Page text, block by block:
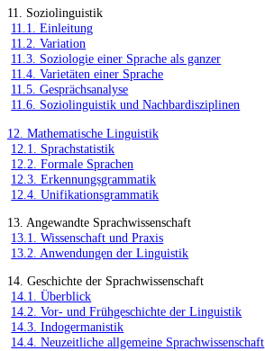
11. Soziolinguistik
11.1. Einleitung
11.2. Variation
11.3. Soziologie einer Sprache als ganzer
11.4. Varietäten einer Sprache
11.5. Gesprächsanalyse
11.6. Soziolinguistik und Nachbardisziplinen
12. Mathematische Linguistik
12.1. Sprachstatistik
12.2. Formale Sprachen
12.3. Erkennungsgrammatik
12.4. Unifikationsgrammatik
13. Angewandte Sprachwissenschaft
13.1. Wissenschaft und Praxis
13.2. Anwendungen der Linguistik
14. Geschichte der Sprachwissenschaft
14.1. Überblick
14.2. Vor- und Frühgeschichte der Linguistik
14.3. Indogermanistik
14.4. Neuzeitliche allgemeine Sprachwissenschaft